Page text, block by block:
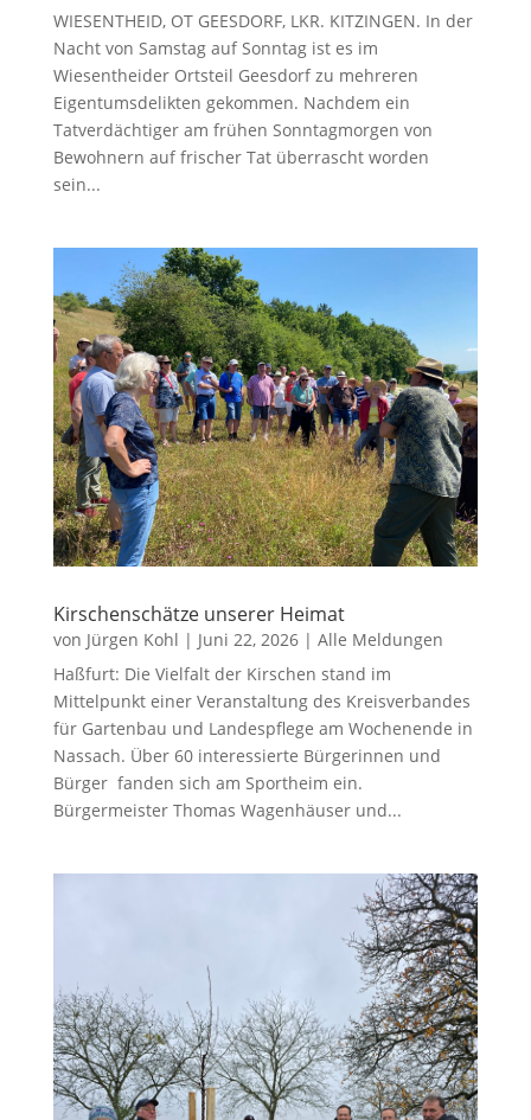
WIESENTHEID, OT GEESDORF, LKR. KITZINGEN. In der
Nacht von Samstag auf Sonntag ist es im
Wiesentheider Ortsteil Geesdorf zu mehreren
Eigentumsdelikten gekommen. Nachdem ein
Tatverdächtiger am frühen Sonntagmorgen von
Bewohnern auf frischer Tat überrascht worden
sein...
Kirschenschätze unserer Heimat
von Jürgen Kohl | Juni 22, 2026| Alle Meldungen
Haßfurt: Die Vielfalt der Kirschen stand im
Mittelpunkt einer Veranstaltung des Kreisverbandes
für Gartenbau und Landespflege am Wochenende in
Nassach. Über 60 interessierte Bürgerinnen und
Bürger fanden sich am Sportheim ein.
Bürgermeister Thomas Wagenhäuser und...